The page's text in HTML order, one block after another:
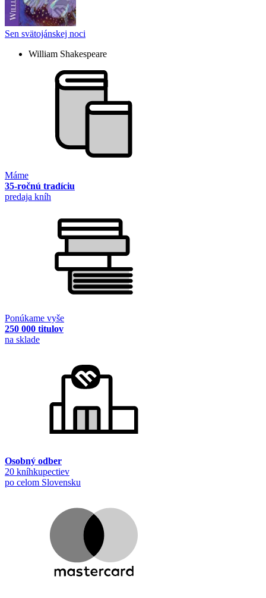
Sen svätojánskej noci
William Shakespeare
Máme
35-ročnú tradíciu
predaja kníh
Ponúkame vyše
250 000 titulov
na sklade
Osobný odber
20 kníhkupectiev
po celom Slovensku